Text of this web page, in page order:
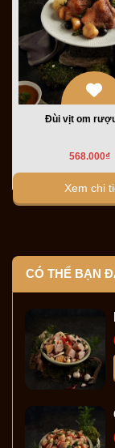
Đùi vịt om
568.000₫
Xem chi
CÓ THỂ BẠN